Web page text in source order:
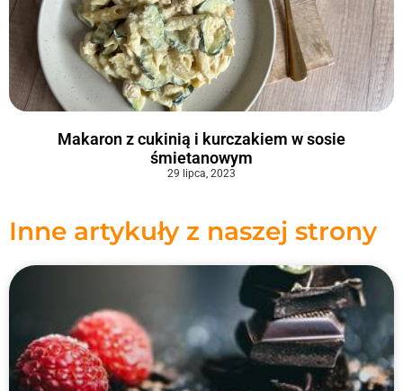
Makaron z cukinią i kurczakiem w sosie
śmietanowym
29 lipca, 2023
Inne artykuły z naszej strony